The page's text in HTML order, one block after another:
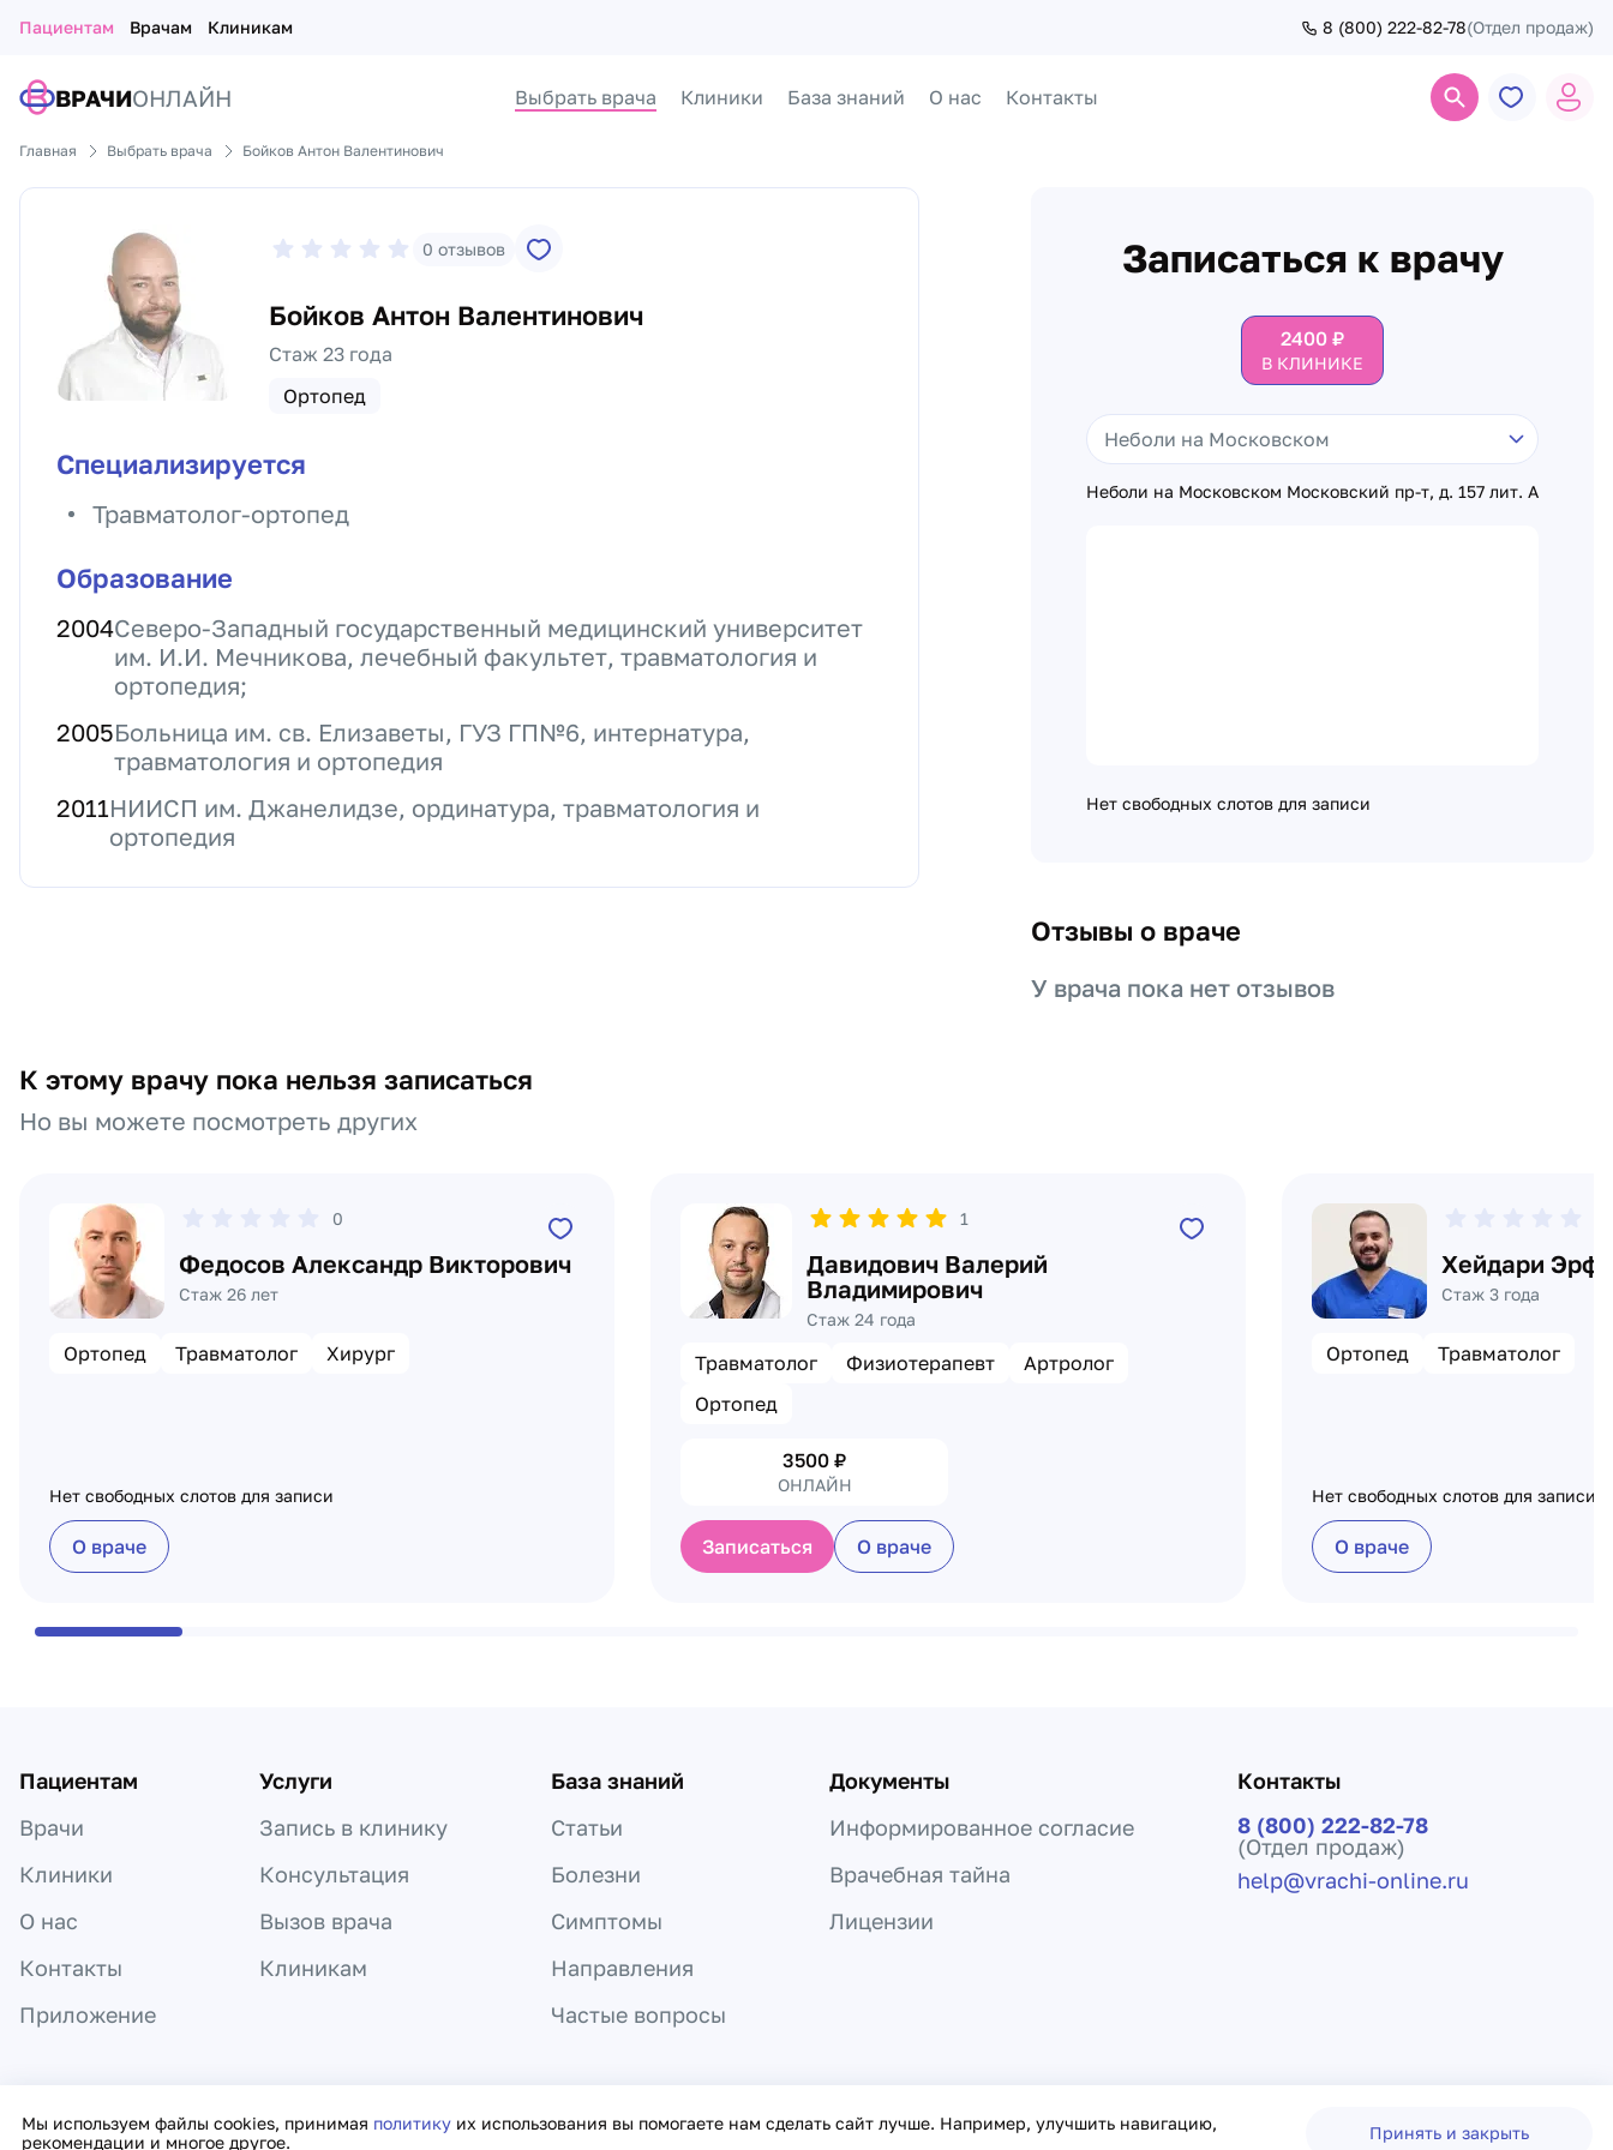
Пациентам Врачам Клиникам 8 (800) 222-82-78(Отдел продаж)
ВРАЧИОНЛАЙН Выбрать врача Клиники База знаний О нас Контакты
Главная Выбрать врача Бойков Антон Валентинович
0 отзывов
Бойков Антон Валентинович
Стаж 23 года
Ортопед
Специализируется
Травматолог-ортопед
Образование
2004Северо-Западный государственный медицинский университет
им. И.И. Мечникова, лечебный факультет, травматология и
ортопедия;
2005Больница им. св. Елизаветы, ГУЗ ГП№6, интернатура,
травматология и ортопедия
2011НИИСП им. Джанелидзе, ординатура, травматология и
ортопедия
Записаться к врачу
2400₽
В КЛИНИКЕ
Неболи на Московском Московский пр-т, д. 157 лит. А
Нет свободных слотов для записи
Отзывы о враче
У врача пока нет отзывов
К этому врачу пока нельзя записаться
Но вы можете посмотреть других
0
Федосов Александр Викторович
Стаж 26 лет
Ортопед Травматолог Хирург
Нет свободных слотов для записи
О враче
1
Давидович Валерий
Владимирович
Стаж 24 года
Травматолог Физиотерапевт
Артролог
Ортопед
3500 ₽
ОНЛАЙН
Записаться О враче
Хейдари
Стаж 3 года
Ортопед Травматолог
Нет свободных слотов для записи
О враче
Мы используем файлы cookies, принимая политику их использования вы помогаете нам сделать сайт лучше. Например, улучшить навигацию,
рекомендации и многое другое.
Принять и закрыть
Пациентам
Врачи
Клиники
О нас
Контакты
Приложение
Услуги
Запись в клинику
Консультация
Вызов врача
Клиникам
База знаний
Статьи
Болезни
Симптомы
Направления
Частые вопросы
Документы
Информированное согласие
Врачебная тайна
Лицензии
Контакты
8 (800) 222-82-78
(Отдел продаж)
help@vrachi-online.ru